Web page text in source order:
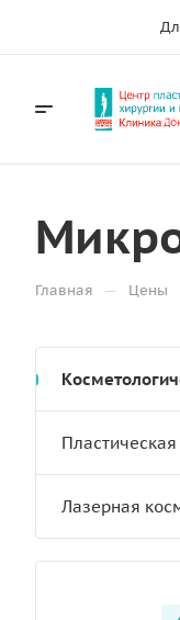
Главная — Цены
Лазерная